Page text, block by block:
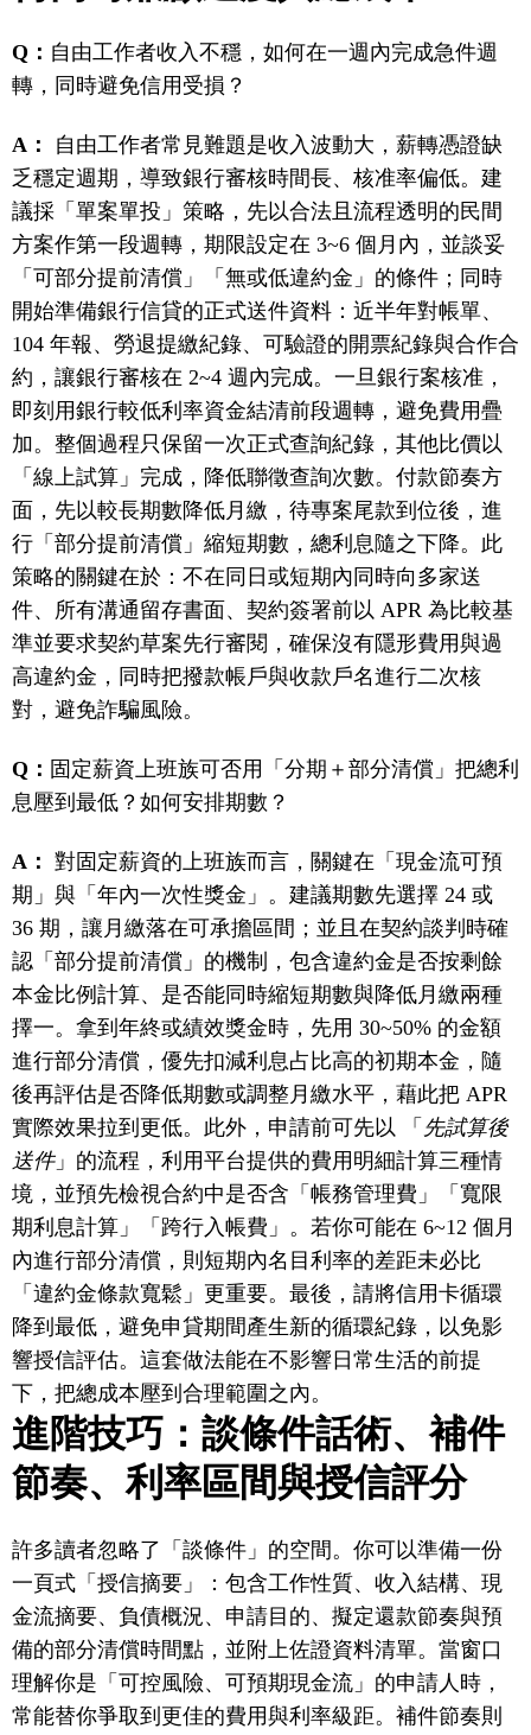
Q： 自由工作者收入不穩，如何在一週內完成急件週
轉，同時避免信用受損？
A：
自由工作者常見難題是收入波動大，薪轉憑證缺
乏穩定週期，導致銀行審核時間長、核准率偏低。建
議採「單案單投」策略，先以合法且流程透明的民間
方案作第一段週轉，期限設定在 3~6 個月內，並談妥
「可部分提前清償」「無或低違約金」的條件；同時
開始準備銀行信貸的正式送件資料：近半年對帳單、
104 年報、勞退提繳紀錄、可驗證的開票紀錄與合作合
約，讓銀行審核在 2~4 週內完成。一旦銀行案核准，
即刻用銀行較低利率資金結清前段週轉，避免費用疊
加。整個過程只保留一次正式查詢紀錄，其他比價以
「線上試算」完成，降低聯徵查詢次數。付款節奏方
面，先以較長期數降低月繳，待專案尾款到位後，進
行「部分提前清償」縮短期數，總利息隨之下降。此
策略的關鍵在於：不在同日或短期內同時向多家送
件、所有溝通留存書面、契約簽署前以 APR 為比較基
準並要求契約草案先行審閱，確保沒有隱形費用與過
高違約金，同時把撥款帳戶與收款戶名進行二次核
對，避免詐騙風險。
Q： 固定薪資上班族可否用「分期＋部分清償」把總利
息壓到最低？如何安排期數？
A： 對固定薪資的上班族而言，關鍵在「現金流可預
期」與「年內一次性獎金」。建議期數先選擇 24 或
36 期，讓月繳落在可承擔區間；並且在契約談判時確
認「部分提前清償」的機制，包含違約金是否按剩餘
本金比例計算、是否能同時縮短期數與降低月繳兩種
擇一。拿到年終或績效獎金時，先用 30~50% 的金額
進行部分清償，優先扣減利息占比高的初期本金，隨
後再評估是否降低期數或調整月繳水平，藉此把 APR
實際效果拉到更低。此外，申請前可先以 「 先試算後
送件」的流程，利用平台提供的費用明細計算三種情
境，並預先檢視合約中是否含「帳務管理費」「寬限
期利息計算」「跨行入帳費」。若你可能在 6~12 個月
內進行部分清償，則短期內名目利率的差距未必比
「違約金條款寬鬆」更重要。最後，請將信用卡循環
降到最低，避免申貸期間產生新的循環紀錄，以免影
響授信評估。這套做法能在不影響日常生活的前提
下，把總成本壓到合理範圍之內。
進階技巧：談條件話術、補件
節奏、利率區間與授信評分
許多讀者忽略了「談條件」的空間。你可以準備一份
一頁式「授信摘要」：包含工作性質、收入結構、現
金流摘要、負債概況、申請目的、擬定還款節奏與預
備的部分清償時間點，並附上佐證資料清單。當窗口
理解你是「可控風險、可預期現金流」的申請人時，
常能替你爭取到更佳的費用與利率級距。補件節奏則